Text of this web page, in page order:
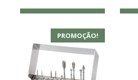
PROMOÇÃO!